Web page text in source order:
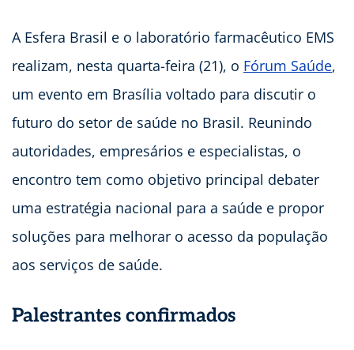
A Esfera Brasil e o laboratório farmacêutico EMS
realizam, nesta quarta-feira (21), o Fórum Saúde,
um evento em Brasília voltado para discutir o
futuro do setor de saúde no Brasil. Reunindo
autoridades, empresários e especialistas, o
encontro tem como objetivo principal debater
uma estratégia nacional para a saúde e propor
soluções para melhorar o acesso da população
aos serviços de saúde.
Palestrantes confirmados